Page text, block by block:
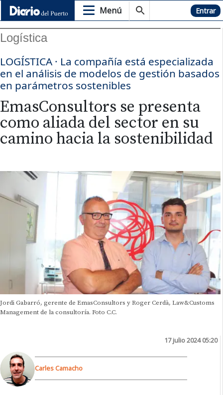
Menú Hemeroteca Entrar
Logística
LOGÍSTICA · La compañía está especializada
en el análisis de modelos de gestión basados
en parámetros sostenibles
EmasConsultors se presenta
como aliada del sector en su
camino hacia la sostenibilidad
Jordi Gabarró, gerente de EmasConsultors y Roger Cerdà, Law&Customs
Management de la consultoría. Foto C.C.
17 julio 2024 05:20
Carles Camacho